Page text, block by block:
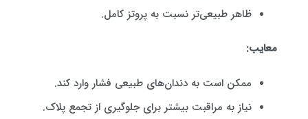
ظاهر طبیعی‌تر نسبت به پروتز کامل.
معایب:
ممکن است به دندان‌های طبیعی فشار وارد کند.
نیاز به مراقبت بیشتر برای جلوگیری از تجمع پلاک.